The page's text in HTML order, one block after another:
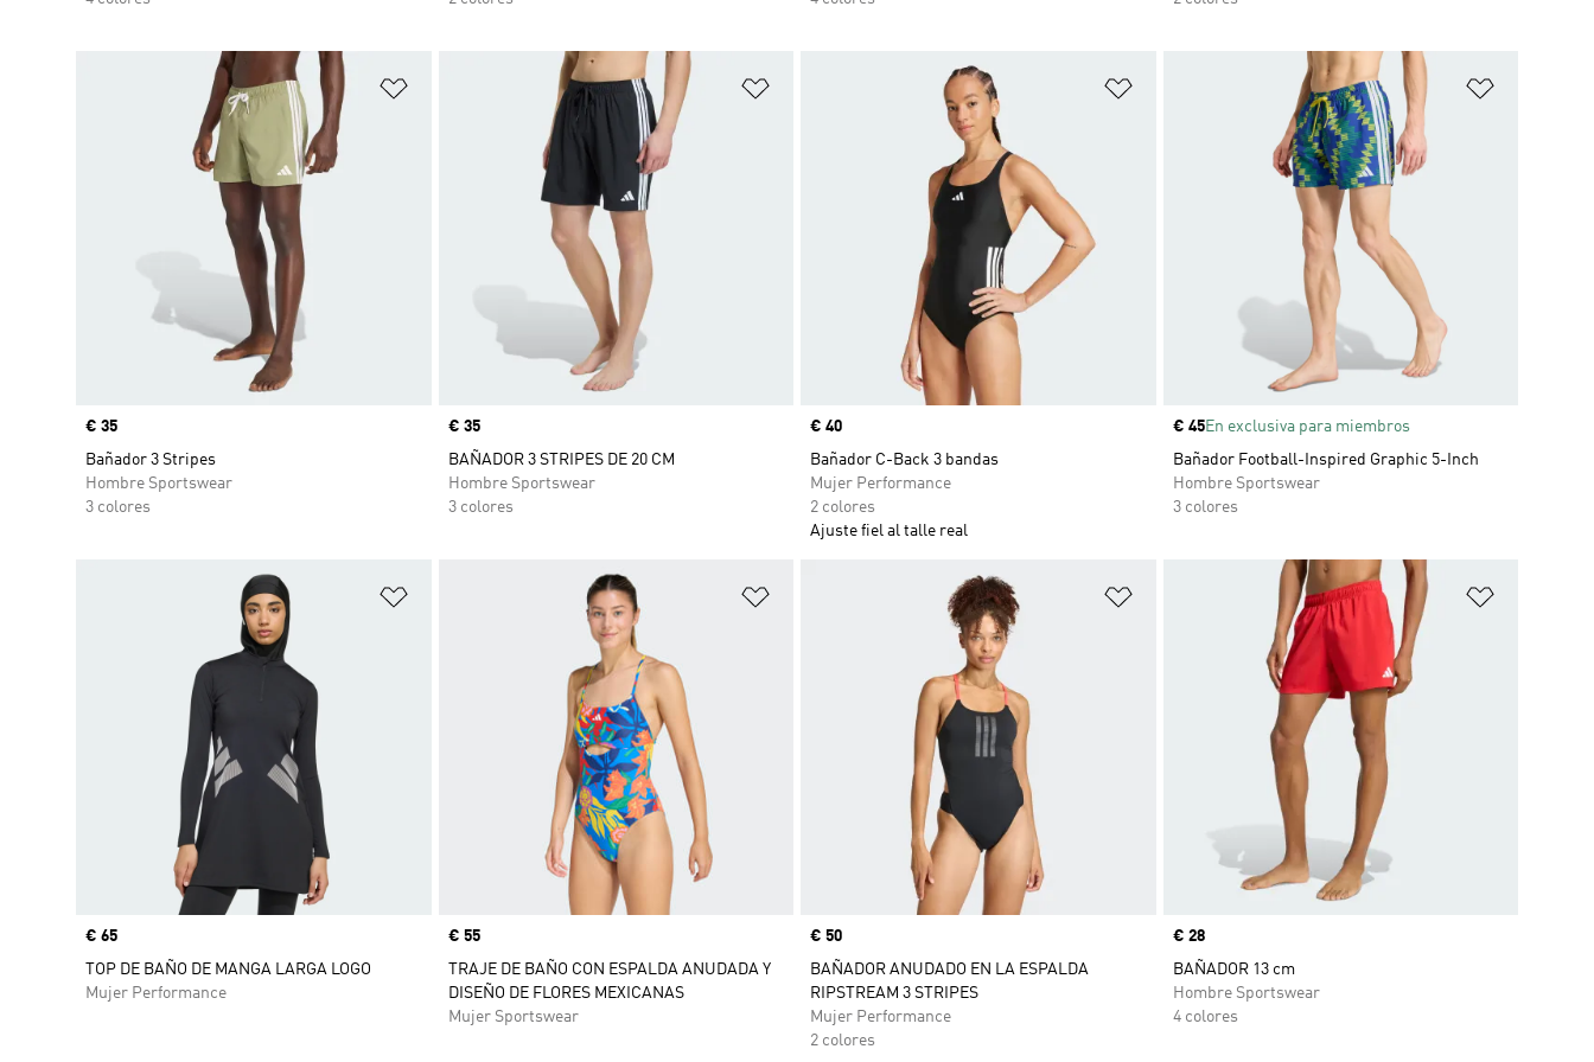
Añadir a la lista de deseos
Precio
€ 35
Bañador 3 Stripes
Hombre Sportswear
3 colores
Añadir a la lista de deseos
Precio
€ 35
BAÑADOR 3 STRIPES DE 20 CM
Hombre Sportswear
3 colores
Añadir a la lista de deseos
Precio
€ 40
Bañador C-Back 3 bandas
Mujer Performance
2 colores
Ajuste fiel al talle real
Precio
€ 45En exclusiva para miembros
Bañador Football-Inspired Graphic 5-Inch
Hombre Sportswear
3 colores
Añadir a la lista de deseos
Precio
€ 65
TOP DE BAÑO DE MANGA LARGA LOGO
Mujer Performance
Añadir a la lista de deseos
Precio
€ 55
TRAJE DE BAÑO CON ESPALDA ANUDADA Y
DISEÑO DE FLORES MEXICANAS
Mujer Sportswear
Añadir a la lista de deseos
Precio
€ 50
BAÑADOR ANUDADO EN LA ESPALDA
RIPSTREAM 3 STRIPES
Mujer Performance
2 colores
Precio
€ 28
BAÑADOR 13 cm
Hombre Sportswear
4 colores